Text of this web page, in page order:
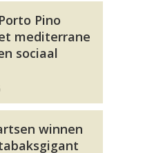
Pino
mediterrane
sociaal
winnen